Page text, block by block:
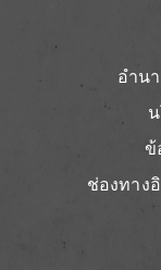
อำน
ข้
ช่องทาง